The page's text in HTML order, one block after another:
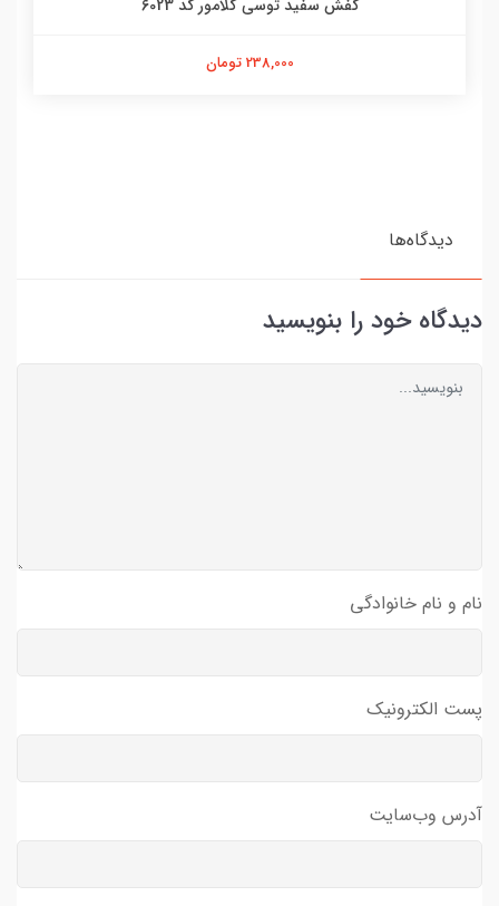
کفش سفید توسی گلامور کد 6023
238,000 تومان
دیدگاه‌ها
دیدگاه خود را بنویسید
نام و نام خانوادگی
پست الکترونیک
آدرس وب‌سایت